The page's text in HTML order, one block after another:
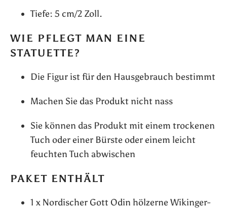
Tiefe: 5 cm/2 Zoll.
WIE PFLEGT MAN EINE
STATUETTE?
Die Figur ist für den Hausgebrauch bestimmt
Machen Sie das Produkt nicht nass
Sie können das Produkt mit einem trockenen
Tuch oder einer Bürste oder einem leicht
feuchten Tuch abwischen
PAKET ENTHÄLT
1 x Nordischer Gott Odin hölzerne Wikinger-